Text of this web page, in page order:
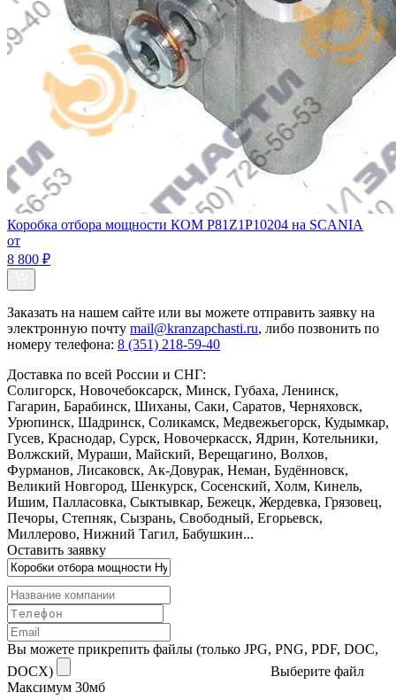
Коробка отбора мощности КОМ P81Z1P10204 на SCANIA
от
8 800 ₽
Заказать на нашем сайте или вы можете отправить заявку на
электронную почту mail@kranzapchasti.ru, либо позвонить по
номеру телефона: 8 (351) 218-59-40
Доставка по всей России и СНГ:
Солигорск, Новочебоксарск, Минск, Губаха, Ленинск,
Гагарин, Барабинск, Шиханы, Саки, Саратов, Черняховск,
Урюпинск, Шадринск, Соликамск, Медвежьегорск, Кудымкар,
Гусев, Краснодар, Сурск, Новочеркасск, Ядрин, Котельники,
Волжский, Мураши, Майский, Верещагино, Волхов,
Фурманов, Лисаковск, Ак-Довурак, Неман, Будённовск,
Великий Новгород, Шенкурск, Сосенский, Холм, Кинель,
Ишим, Палласовка, Сыктывкар, Бежецк, Жердевка, Грязовец,
Печоры, Степняк, Сызрань, Свободный, Егорьевск,
Миллерово, Нижний Тагил, Бабушкин...
Оставить заявку
Вы можете прикрепить файлы (только JPG, PNG, PDF, DOC,
DOCX)
Выберите файл
Максимум 30мб